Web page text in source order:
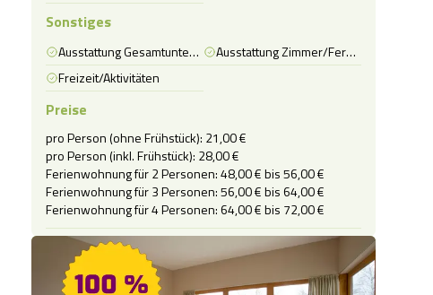
Sonstiges
Ausstattung Gesamtunterkunft
Ausstattung Zimmer/Ferienwohnung/Ferienhaus
Freizeit/Aktivitäten
Preise
pro Person (ohne Frühstück): 21,00 €
pro Person (inkl. Frühstück): 28,00 €
Ferienwohnung für 2 Personen: 48,00 € bis 56,00 €
Ferienwohnung für 3 Personen: 56,00 € bis 64,00 €
Ferienwohnung für 4 Personen: 64,00 € bis 72,00 €